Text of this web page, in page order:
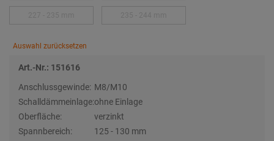
Auswahl zurücksetzen
Art.-Nr.: 151616
Anschlussgewinde: M8/M10
Schalldämmeinlage:ohne Einlage
Oberfläche:
verzinkt
Spannbereich:
125 - 130 mm